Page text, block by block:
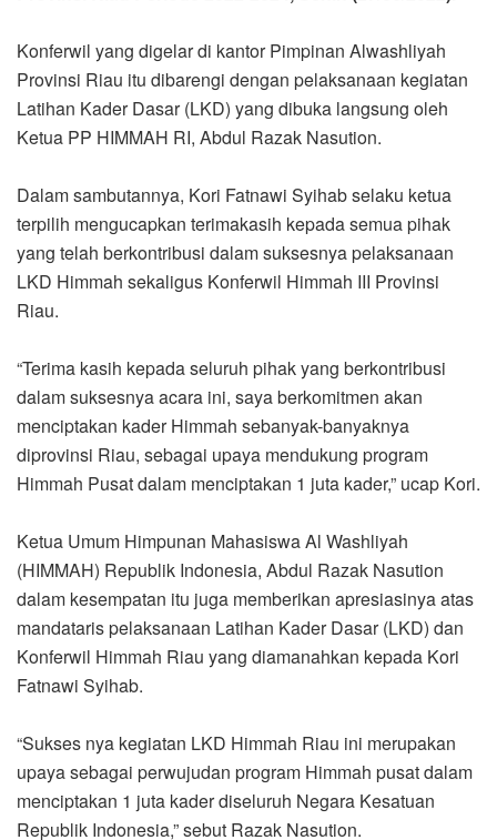
Konferwil yang digelar di kantor Pimpinan Alwashliyah
Provinsi Riau itu dibarengi dengan pelaksanaan kegiatan
Latihan Kader Dasar (LKD) yang dibuka langsung oleh
Ketua PP HIMMAH RI, Abdul Razak Nasution.
Dalam sambutannya, Kori Fatnawi Syihab selaku ketua
terpilih mengucapkan terimakasih kepada semua pihak
yang telah berkontribusi dalam suksesnya pelaksanaan
LKD Himmah sekaligus Konferwil Himmah III Provinsi
Riau.
“Terima kasih kepada seluruh pihak yang berkontribusi
dalam suksesnya acara ini, saya berkomitmen akan
menciptakan kader Himmah sebanyak-banyaknya
diprovinsi Riau, sebagai upaya mendukung program
Himmah Pusat dalam menciptakan 1 juta kader,” ucap Kori.
Ketua Umum Himpunan Mahasiswa Al Washliyah
(HIMMAH) Republik Indonesia, Abdul Razak Nasution
dalam kesempatan itu juga memberikan apresiasinya atas
mandataris pelaksanaan Latihan Kader Dasar (LKD) dan
Konferwil Himmah Riau yang diamanahkan kepada Kori
Fatnawi Syihab.
“Sukses nya kegiatan LKD Himmah Riau ini merupakan
upaya sebagai perwujudan program Himmah pusat dalam
menciptakan 1 juta kader diseluruh Negara Kesatuan
Republik Indonesia,” sebut Razak Nasution.